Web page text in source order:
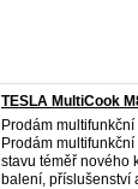
TESLA MultiCook
Prodám
Prodám
stavu téměř nového
balení, příslušenství